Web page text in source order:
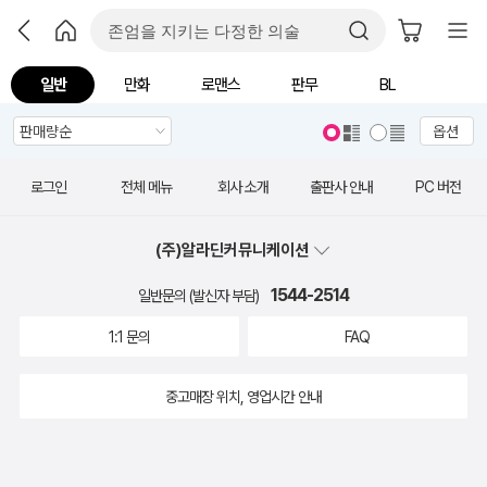
일반 만화 로맨스 판무 BL
옵션
로그인 전체 메뉴 회사 소개 출판사 안내 PC 버전
(주)알라딘커뮤니케이션
일반문의 (발신자 부담) 1544-2514
1:1 문의 FAQ
중고매장 위치, 영업시간 안내